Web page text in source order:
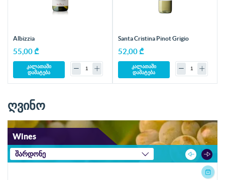
Albizzia
55,00 ₾
კალათაში
დამატება
Santa Cristina Pinot Grigio
52,00 ₾
კალათაში
დამატება
ღვინო
Wines
შარდონე